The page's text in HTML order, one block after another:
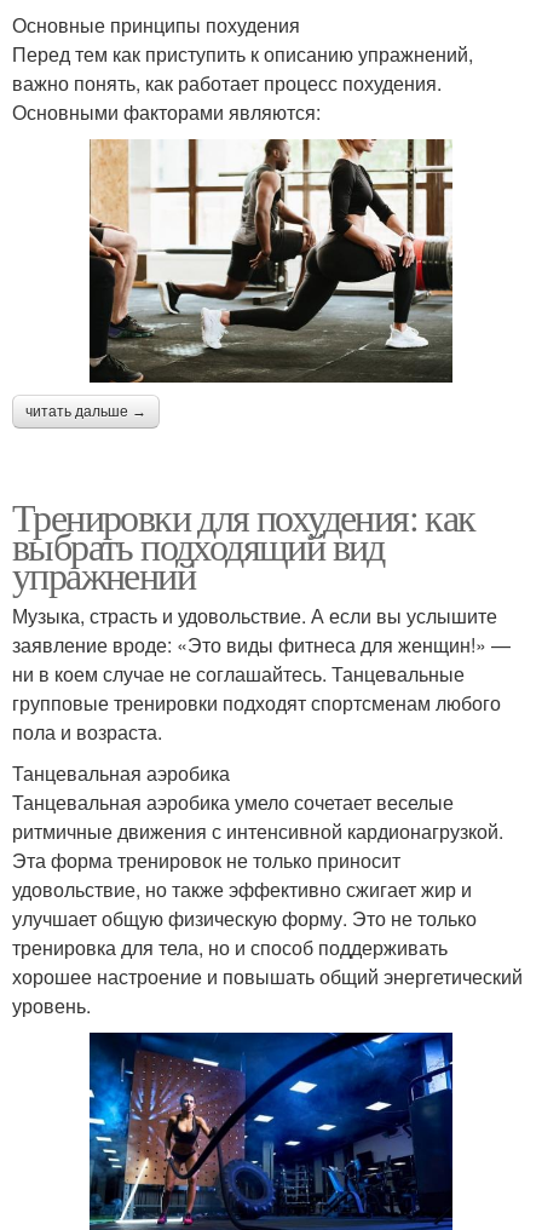
Основные принципы похудения
Перед тем как приступить к описанию упражнений,
важно понять, как работает процесс похудения.
Основными факторами являются:
читать дальше →
Тренировки для похудения: как
выбрать подходящий вид
упражнений
Музыка, страсть и удовольствие. А если вы услышите
заявление вроде: «Это виды фитнеса для женщин!» —
ни в коем случае не соглашайтесь. Танцевальные
групповые тренировки подходят спортсменам любого
пола и возраста.
Танцевальная аэробика
Танцевальная аэробика умело сочетает веселые
ритмичные движения с интенсивной кардионагрузкой.
Эта форма тренировок не только приносит
удовольствие, но также эффективно сжигает жир и
улучшает общую физическую форму. Это не только
тренировка для тела, но и способ поддерживать
хорошее настроение и повышать общий энергетический
уровень.